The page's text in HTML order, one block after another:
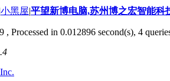
小黑屋|平望新博电脑,苏州博之宏智能科
, Processed in 0.012896 second(s), 4